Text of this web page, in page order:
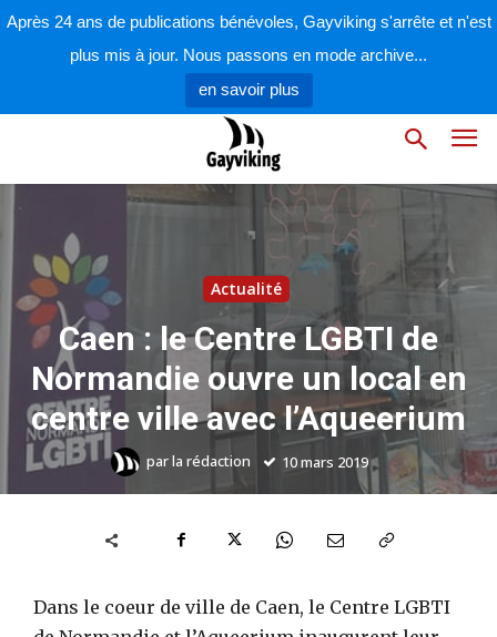
Après 24 ans de publications bénévoles, Gayviking s'arrête et n'est
plus mis à jour. Nous passons en mode archive...
en savoir plus
Actualité
Caen : le Centre LGBTI de
Normandie ouvre un local en
centre ville avec l’Aqueerium
parla rédaction 10 mars 2019
Dans le coeur de ville de Caen, le Centre LGBTI